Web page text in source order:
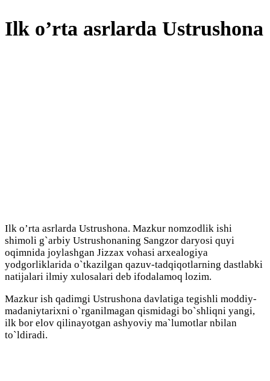
Ilk o’rta asrlarda Ustrushona
Ilk o’rta asrlarda Ustrushona. Mazkur nomzodlik ishi
shimoli g`arbiy Ustrushonaning Sangzor daryosi quyi
oqimnida joylashgan Jizzax vohasi arxealogiya
yodgorliklarida o`tkazilgan qazuv-tadqiqotlarning dastlabki
natijalari ilmiy xulosalari deb ifodalamoq lozim.
Mazkur ish qadimgi Ustrushona davlatiga tegishli moddiy-
madaniytarixni o`rganilmagan qismidagi bo`shliqni yangi,
ilk bor elov qilinayotgan ashyoviy ma`lumotlar nbilan
to`ldiradi.